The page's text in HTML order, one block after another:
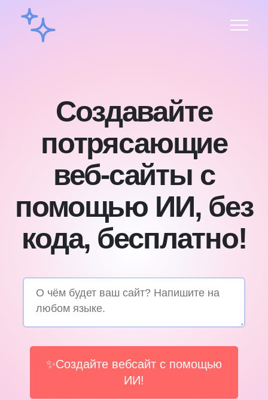
Создавайте
потрясающие
веб-сайты с
помощью ИИ, без
кода, бесплатно!
✨Создайте вебсайт с помощью
ИИ!